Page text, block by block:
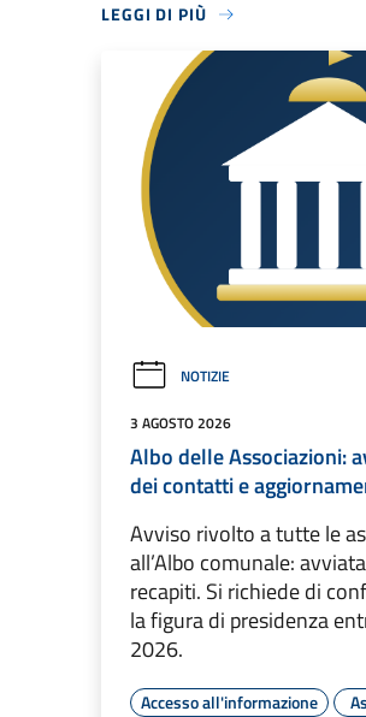
LEGGI DI PIÙ
NOTIZIE
3 AGOSTO 2026
Albo delle Associazioni:
dei contatti e
Avviso rivolto a tutte le
all’Albo comunale:
recapiti. Si richiede di
la figura di presidenza
2026.
Accesso all'informazione